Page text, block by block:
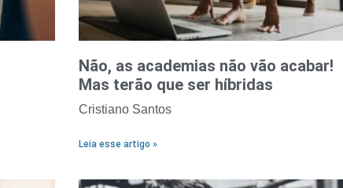
Não, as academias não vão acabar!
Mas terão que ser híbridas
Cristiano Santos
Leia esse artigo »